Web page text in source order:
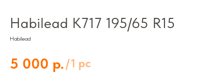
Habilead K717 195/65 R15
Habilead
5 000 р. /1 pc